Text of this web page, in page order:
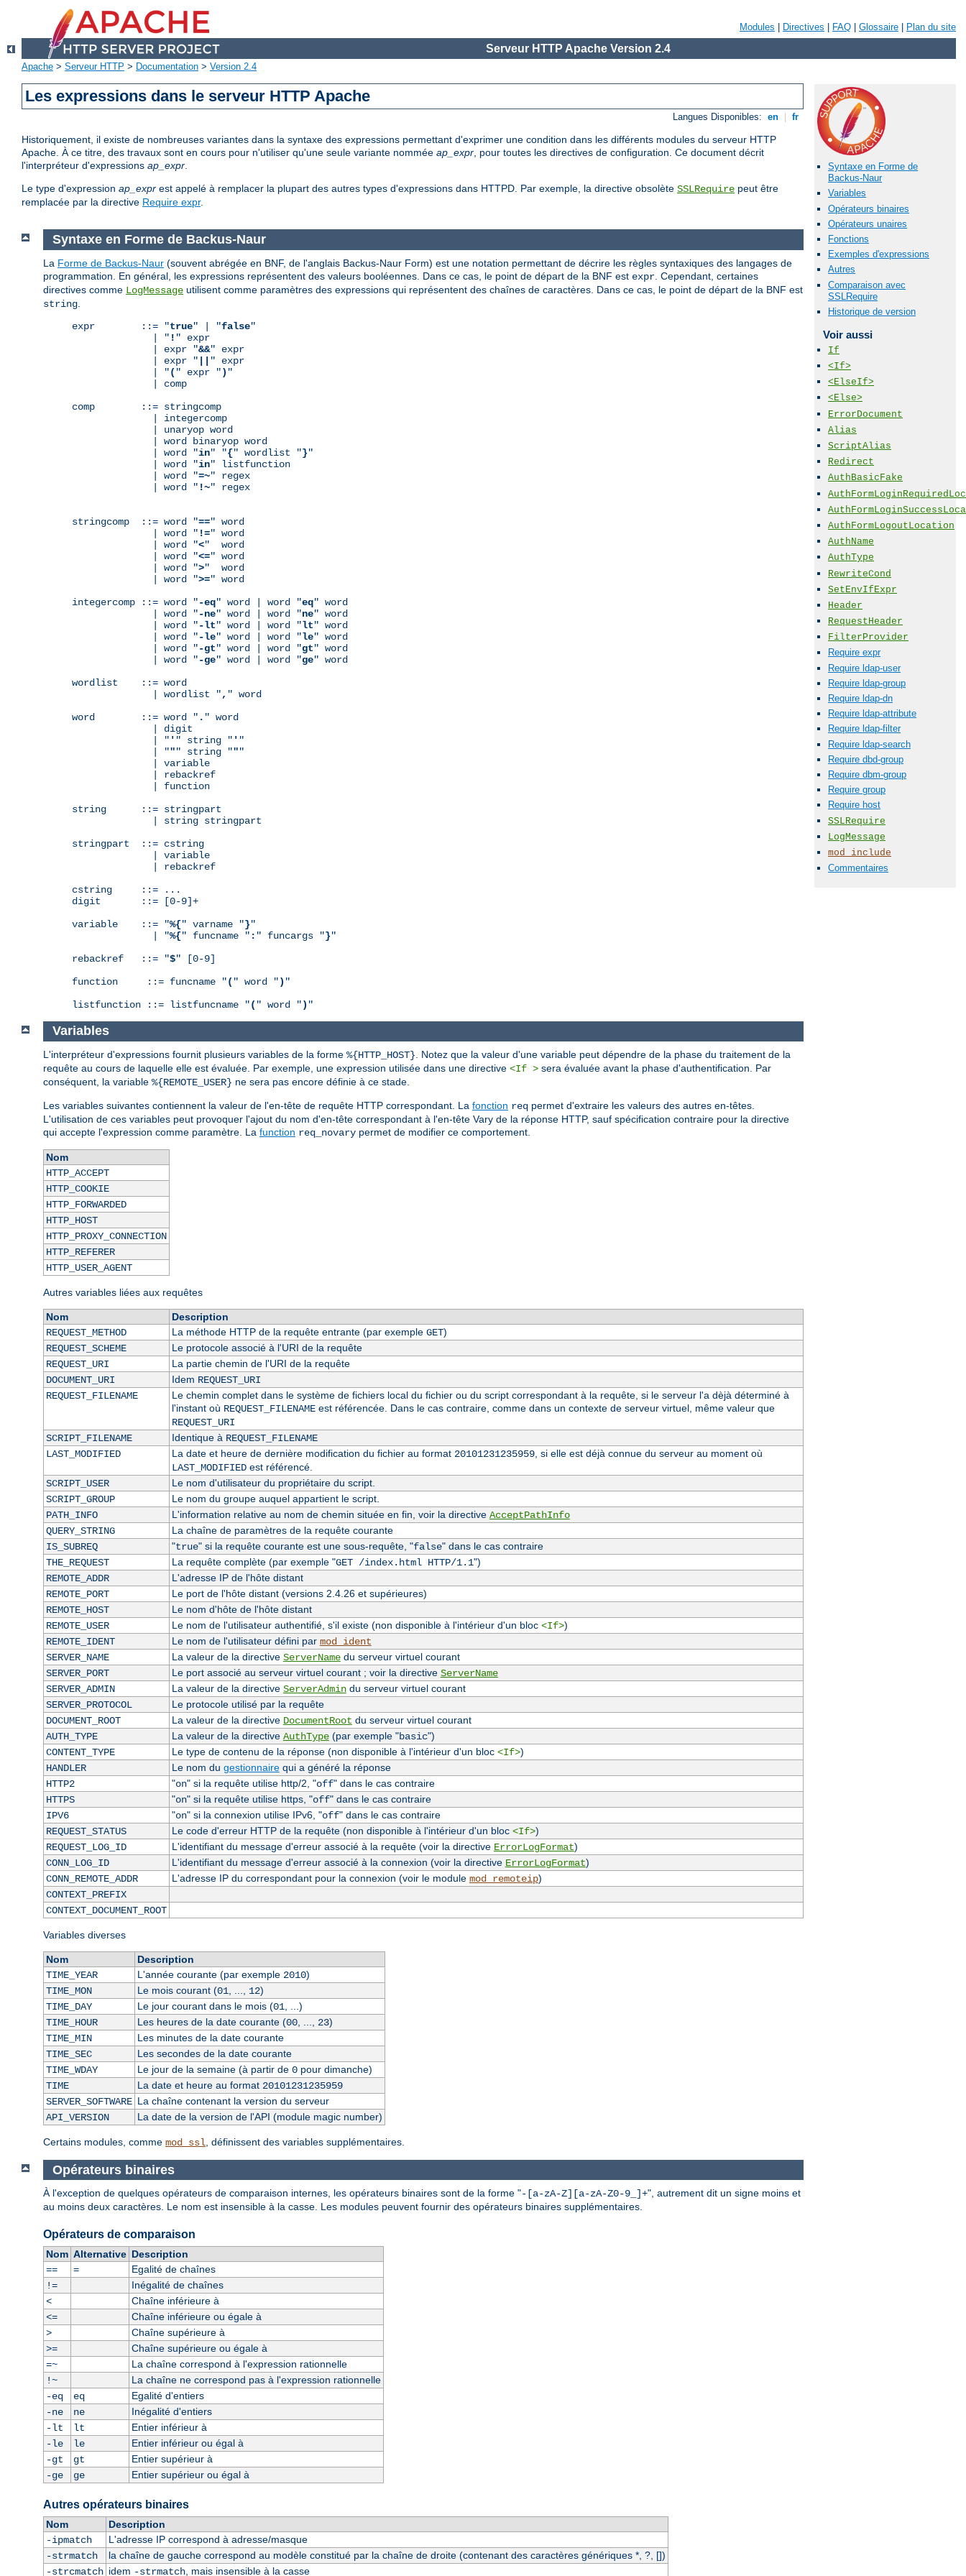
Modules Directives FAQ Glossaire Plan du site
Serveur HTTP Apache Version 2.4
Apache > Serveur HTTP > Documentation > Version 2.4
Les expressions dans le serveur HTTP Apache
Langues Disponibles: en fr
Historiquement, il existe de nombreuses variantes dans la syntaxe des expressions permettant d'exprimer une condition dans les différents modules du serveur HTTP
Apache. À ce titre, des travaux sont en cours pour n'utiliser qu'une seule variante nommée ap_expr, pour toutes les directives de configuration. Ce document décrit
l'interpréteur d'expressions ap_expr.
Le type d'expression ap_expr est appelé à remplacer la plupart des autres types d'expressions dans HTTPD. Par exemple, la directive obsolète SSLRequire peut être
remplacée par la directive Require expr.
Syntaxe en Forme de
Backus-Naur
Variables
Opérateurs binaires
Opérateurs unaires
Fonctions
Exemples d'expressions
Autres
Comparaison avec
SSLRequire
Historique de version
Voir aussi
If
<If>
<ElseIf>
<Else>
ErrorDocument
Alias
ScriptAlias
Redirect
AuthBasicFake
AuthFormLogoutLocation
AuthName
AuthType
RewriteCond
SetEnvIfExpr
Header
RequestHeader
FilterProvider
Require expr
Require ldap-user
Require ldap-group
Require ldap-dn
Require ldap-attribute
Require ldap-filter
Require ldap-search
Require dbd-group
Require dbm-group
Require group
Require host
SSLRequire
LogMessage
mod_include
Commentaires
Syntaxe en Forme de Backus-Naur
La Forme de Backus-Naur (souvent abrégée en BNF, de l'anglais Backus-Naur Form) est une notation permettant de décrire les règles syntaxiques des langages de
programmation. En général, les expressions représentent des valeurs booléennes. Dans ce cas, le point de départ de la BNF est expr . Cependant, certaines
directives comme LogMessage utilisent comme paramètres des expressions qui représentent des chaînes de caractères. Dans ce cas, le point de départ de la BNF est
string
expr        ::= "true" | "false"
              | "
! " expr
              | expr "
&&" expr
              | expr "
" expr
              | "
( " expr ") "
              | comp
comp        ::= stringcomp
              | integercomp
              | unaryop word
              | word binaryop word
              | word "
in" "{" wordlist "}"
              | word "
in" listfunction
              | word "
=~" regex
              | word "
!~" regex
stringcomp  ::= word "==" word
              | word "
!=" word
              | word "
<"  word
              | word "
<=" word
              | word "
>"  word
              | word "
>=" word
integercomp ::= word "-eq" word | word "eq" word
              | word "
-ne" word | word "ne" word
              | word "
-lt" word | word "lt" word
              | word "
-le" word | word "le" word
              | word "
-gt" word | word "gt" word
              | word "
-ge" word | word "ge" word
wordlist    ::= word
              | wordlist "
, " word
word        ::= word " . " word
              | digit
              | "
' " string " ' "
              | "
"" string """
              | variable
              | function
string      ::= stringpart
              | string stringpart
stringpart  ::= cstring
              | variable
cstring     ::= ...
digit       ::= [0-9]+
variable    ::= "%{" varname "}"
              | "
%{" funcname " : " funcargs "}"
rebackref   ::= "$" [0-9]
function     ::= funcname "( " word ") "
listfunction ::= listfuncname "( " word ") "
Variables
L'interpréteur d'expressions fournit plusieurs variables de la forme %{HTTP_HOST} . Notez que la valeur d'une variable peut dépendre de la phase du traitement de la
requête au cours de laquelle elle est évaluée. Par exemple, une expression utilisée dans une directive <If > sera évaluée avant la phase d'authentification. Par
conséquent, la variable %{REMOTE_USER} ne sera pas encore définie à ce stade.
Les variables suivantes contiennent la valeur de l'en-tête de requête HTTP correspondant. La fonction req permet d'extraire les valeurs des autres en-têtes.
L'utilisation de ces variables peut provoquer l'ajout du nom d'en-tête correspondant à l'en-tête Vary de la réponse HTTP, sauf spécification contraire pour la directive
qui accepte l'expression comme paramètre. La function req_novary permet de modifier ce comportement.
Nom
HTTP_ACCEPT
HTTP_COOKIE
HTTP_FORWARDED
HTTP_HOST
HTTP_PROXY_CONNECTION
HTTP_REFERER
HTTP_USER_AGENT
Autres variables liées aux requêtes
Nom
Description
REQUEST_METHOD
La méthode HTTP de la requête entrante (par exemple GET)
REQUEST_SCHEME
Le protocole associé à l'URI de la requête
REQUEST_URI
La partie chemin de l'URI de la requête
DOCUMENT_URI
Idem REQUEST_URI
REQUEST_FILENAME
Le chemin complet dans le système de fichiers local du fichier ou du script correspondant à la requête, si le serveur l'a dèjà déterminé à
l'instant où REQUEST_FILENAMEest référencée. Dans le cas contraire, comme dans un contexte de serveur virtuel, même valeur que
REQUEST_URI
SCRIPT_FILENAME
Identique à REQUEST_FILENAME
LAST_MODIFIED
La date et heure de dernière modification du fichier au format 20101231235959, si elle est déjà connue du serveur au moment où
LAST_MODIFIEDest référencé.
SCRIPT_USER
Le nom d'utilisateur du propriétaire du script.
SCRIPT_GROUP
Le nom du groupe auquel appartient le script.
PATH_INFO
L'information relative au nom de chemin située en fin, voir la directive AcceptPathInfo
QUERY_STRING
La chaîne de paramètres de la requête courante
IS_SUBREQ
"true" si la requête courante est une sous-requête, "false" dans le cas contraire
THE_REQUEST
La requête complète (par exemple "GET /index.html HTTP/1.1")
REMOTE_ADDR
L'adresse IP de l'hôte distant
REMOTE_PORT
Le port de l'hôte distant (versions 2.4.26 et supérieures)
REMOTE_HOST
Le nom d'hôte de l'hôte distant
REMOTE_USER
Le nom de l'utilisateur authentifié, s'il existe (non disponible à l'intérieur d'un bloc <If>)
REMOTE_IDENT
Le nom de l'utilisateur défini par mod_ident
SERVER_NAME
La valeur de la directive ServerNamedu serveur virtuel courant
SERVER_PORT
Le port associé au serveur virtuel courant ; voir la directive ServerName
SERVER_ADMIN
La valeur de la directive ServerAdmindu serveur virtuel courant
SERVER_PROTOCOL
Le protocole utilisé par la requête
DOCUMENT_ROOT
La valeur de la directive DocumentRoot du serveur virtuel courant
AUTH_TYPE
La valeur de la directive AuthType(par exemple "basic")
CONTENT_TYPE
Le type de contenu de la réponse (non disponible à l'intérieur d'un bloc <If>)
HANDLER
Le nom du gestionnairequi a généré la réponse
HTTP2
"on" si la requête utilise http/2, "off" dans le cas contraire
HTTPS
"on" si la requête utilise https, "off" dans le cas contraire
IPV6
"on" si la connexion utilise IPv6, "off" dans le cas contraire
REQUEST_STATUS
Le code d'erreur HTTP de la requête (non disponible à l'intérieur d'un bloc <If>)
REQUEST_LOG_ID
L'identifiant du message d'erreur associé à la requête (voir la directive ErrorLogFormat)
CONN_LOG_ID
L'identifiant du message d'erreur associé à la connexion (voir la directive ErrorLogFormat)
CONN_REMOTE_ADDR
L'adresse IP du correspondant pour la connexion (voir le module mod_remoteip)
CONTEXT_PREFIX
CONTEXT_DOCUMENT_ROOT
Variables diverses
Nom
Description
TIME_YEAR
L'année courante (par exemple 2010)
TIME_MON
Le mois courant (01 12)
TIME_DAY
Le jour courant dans le mois (01 , ...)
TIME_HOUR
Les heures de la date courante (00, ..., 23)
TIME_MIN
Les minutes de la date courante
TIME_SEC
Les secondes de la date courante
TIME_WDAY
Le jour de la semaine (à partir de 0pour dimanche)
TIME
La date et heure au format 20101231235959
SERVER_SOFTWARE La chaîne contenant la version du serveur
API_VERSION
La date de la version de l'API (module magic number)
Certains modules, comme mod_ssl , définissent des variables supplémentaires.
Opérateurs binaires
À l'exception de quelques opérateurs de comparaison internes, les opérateurs binaires sont de la forme "-[a-zA-Z][a-zA-Z0-9_]+", autrement dit un signe moins et
au moins deux caractères. Le nom est insensible à la casse. Les modules peuvent fournir des opérateurs binaires supplémentaires.
Opérateurs de comparaison
Nom Alternative Description
==
=
Egalité de chaînes
!=
Inégalité de chaînes
<
Chaîne inférieure à
<=
Chaîne inférieure ou égale à
>
Chaîne supérieure à
>=
Chaîne supérieure ou égale à
=~
La chaîne correspond à l'expression rationnelle
!~
La chaîne ne correspond pas à l'expression rationnelle
-eq
eq
Egalité d'entiers
-ne
ne
Inégalité d'entiers
-lt
lt
Entier inférieur à
-le
le
Entier inférieur ou égal à
-gt
gt
Entier supérieur à
-ge
ge Entier supérieur ou égal à
Autres opérateurs binaires
Nom
Description
-ipmatch
L'adresse IP correspond à adresse/masque
-strmatch
la chaîne de gauche correspond au modèle constitué par la chaîne de droite (contenant des caractères génériques *, ?, [])
-strcmatch idem -strmatch, mais insensible à la casse